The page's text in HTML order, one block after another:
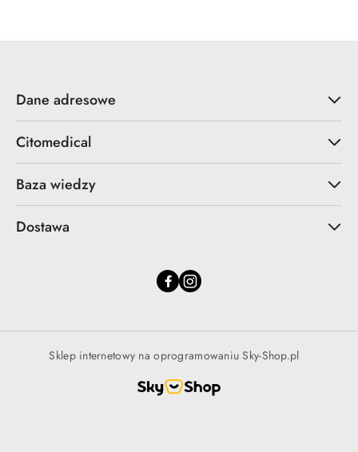
Dane adresowe
Citomedical
Baza wiedzy
Dostawa
Sklep internetowy na oprogramowaniu Sky-Shop.pl